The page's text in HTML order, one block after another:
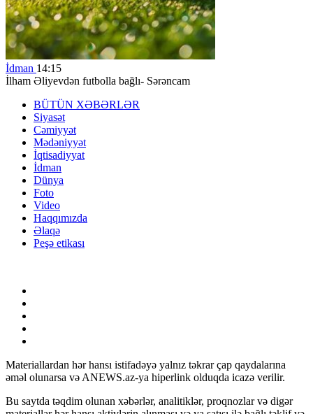
İdman 14:15
İlham Əliyevdən futbolla bağlı- Sərəncam
BÜTÜN XƏBƏRLƏR
Siyasət
Cəmiyyət
Mədəniyyət
İqtisadiyyat
İdman
Dünya
Foto
Video
Haqqımızda
Əlaqə
Peşə etikası
Materiallardan hər hansı istifadəyə yalnız təkrar çap qaydalarına
əməl olunarsa və ANEWS.az-ya hiperlink olduqda icazə verilir.
Bu saytda təqdim olunan xəbərlər, analitiklər, proqnozlar və digər